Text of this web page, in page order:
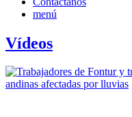
menú
Vídeos